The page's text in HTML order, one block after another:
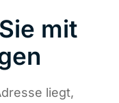
mit
liegt,